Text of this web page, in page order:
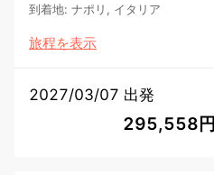
到着地: ナポリ, イタリア
旅程を表示
2027/03/07 出発
295,558円